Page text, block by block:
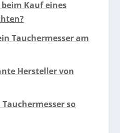
Kauf eines
Tauchermesser am
Hersteller von
so